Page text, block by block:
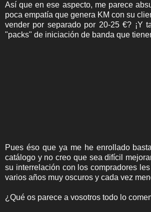
Así que en ese aspecto, me parece
poca empatía que genera KM con su
vender por separado por 20-25 €? ¡Y
"packs" de iniciación de banda que
Pues éso que ya me he enrollado
catálogo y no creo que sea difícil
su interrelación con los compradores
varios años muy oscuros y cada vez
¿Qué os parece a vosotros todo lo